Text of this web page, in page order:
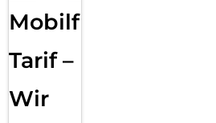
Mobilfunk
Tarif –
Wir